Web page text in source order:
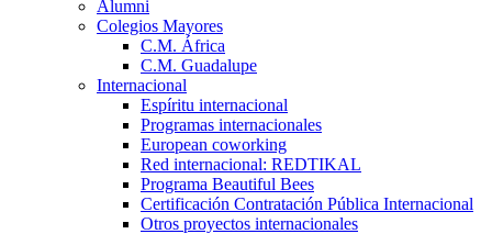
Alumni
Colegios Mayores
C.M. África
C.M. Guadalupe
Internacional
Espíritu internacional
Programas internacionales
European coworking
Red internacional: REDTIKAL
Programa Beautiful Bees
Certificación Contratación Pública Internacional
Otros proyectos internacionales